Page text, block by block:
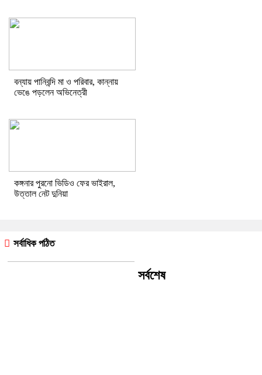
বন্যায় পানিবন্দি মা ও পরিবার, কান্নায়
ভেঙে পড়লেন অভিনেত্রী
কঙ্গনার পুরনো ভিডিও ফের ভাইরাল,
উত্তাল নেট দুনিয়া
সর্বাধিক পঠিত
সর্বশেষ